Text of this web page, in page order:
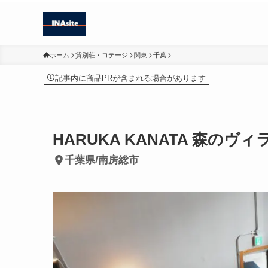
ホーム 貸別荘・コテージ 関東 千葉
記事内に商品PRが含まれる場合があります
HARUKA KANATA 森のヴィ
千葉県/南房総市